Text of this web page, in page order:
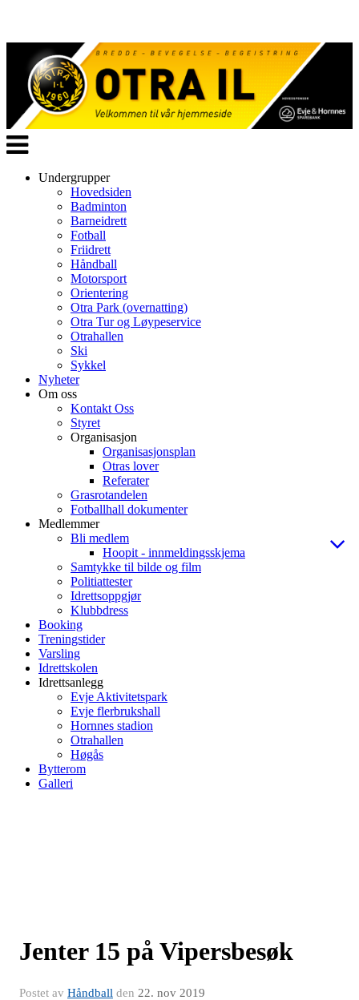
Veksle
navigasjon
Undergrupper
Hovedsiden
Badminton
Barneidrett
Fotball
Friidrett
Håndball
Motorsport
Orientering
Otra Park (overnatting)
Otra Tur og Løypeservice
Otrahallen
Ski
Sykkel
Nyheter
Om oss
Kontakt Oss
Styret
Organisasjon
Organisasjonsplan
Otras lover
Referater
Grasrotandelen
Fotballhall dokumenter
Medlemmer
Bli medlem
Hoopit - innmeldingsskjema
Samtykke til bilde og film
Politiattester
Idrettsoppgjør
Klubbdress
Booking
Treningstider
Varsling
Idrettskolen
Idrettsanlegg
Evje Aktivitetspark
Evje flerbrukshall
Hornnes stadion
Otrahallen
Høgås
Bytterom
Galleri
Jenter 15 på Vipersbesøk
Postet av Håndball den 22. nov 2019